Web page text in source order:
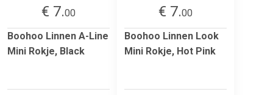
€ 7.00
Boohoo Linnen A-Line
Mini Rokje, Black
€ 7.00
Boohoo Linnen Look
Mini Rokje, Hot Pink